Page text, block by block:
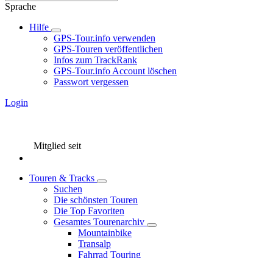
Sprache
Hilfe
GPS-Tour.info verwenden
GPS-Touren veröffentlichen
Infos zum TrackRank
GPS-Tour.info Account löschen
Passwort vergessen
Login
Mitglied seit
Touren & Tracks
Suchen
Die schönsten Touren
Die Top Favoriten
Gesamtes Tourenarchiv
Mountainbike
Transalp
Fahrrad Touring